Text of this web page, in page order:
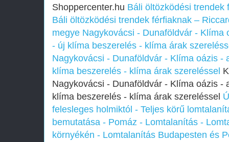
Shoppercenter.hu Báli öltözködési trendek
Báli öltözködési trendek férfiaknak –
megye Nagykovácsi - Dunaföldvár - Klíma
- új klíma beszerelés - klíma árak
Nagykovácsi - Dunaföldvár - Klíma oázis -
klíma beszerelés - klíma árak szereléssel
Nagykovácsi - Dunaföldvár - Klíma oázis -
klíma beszerelés - klíma árak szereléssel
felesleges holmiktól - Teljes körű
bemutatása - Pomáz - Lomtalanítás -
környékén - Lomtalanítás Budapesten és